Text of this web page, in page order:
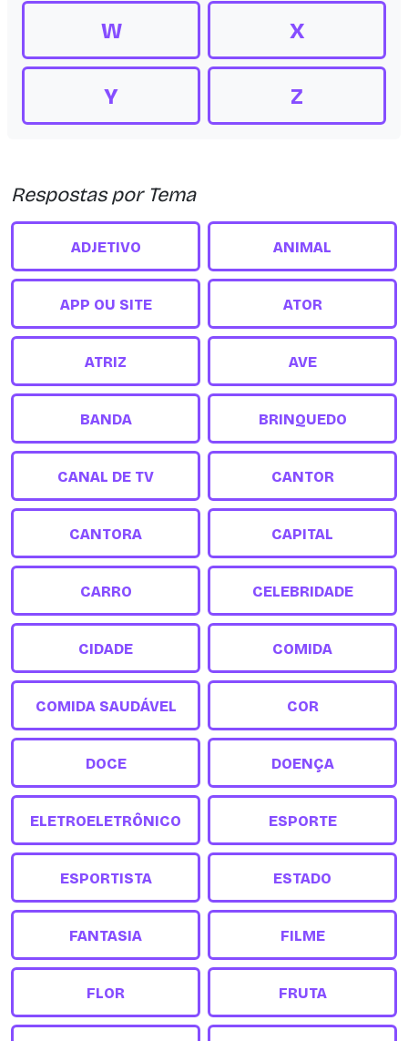
W X
Y Z
Respostas por Tema
ADJETIVO ANIMAL
APP OU SITE ATOR
ATRIZ AVE
BANDA BRINQUEDO
CANAL DE TV CANTOR
CANTORA CAPITAL
CARRO CELEBRIDADE
CIDADE COMIDA
COMIDA SAUDÁVEL COR
DOCE DOENÇA
ELETROELETRÔNICO ESPORTE
ESPORTISTA ESTADO
FANTASIA FILME
FLOR FRUTA